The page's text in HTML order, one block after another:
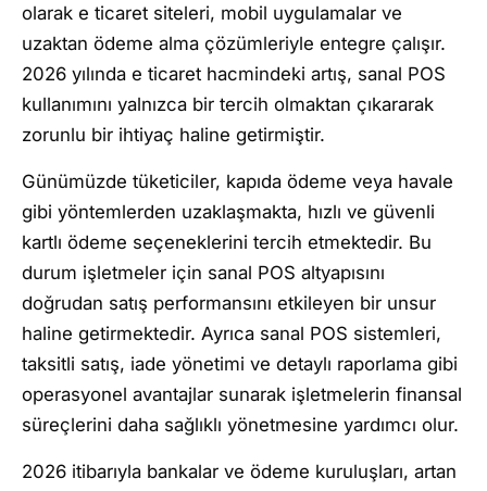
olarak e ticaret siteleri, mobil uygulamalar ve
uzaktan ödeme alma çözümleriyle entegre çalışır.
2026 yılında e ticaret hacmindeki artış, sanal POS
kullanımını yalnızca bir tercih olmaktan çıkararak
zorunlu bir ihtiyaç haline getirmiştir.
Günümüzde tüketiciler, kapıda ödeme veya havale
gibi yöntemlerden uzaklaşmakta, hızlı ve güvenli
kartlı ödeme seçeneklerini tercih etmektedir. Bu
durum işletmeler için sanal POS altyapısını
doğrudan satış performansını etkileyen bir unsur
haline getirmektedir. Ayrıca sanal POS sistemleri,
taksitli satış, iade yönetimi ve detaylı raporlama gibi
operasyonel avantajlar sunarak işletmelerin finansal
süreçlerini daha sağlıklı yönetmesine yardımcı olur.
2026 itibarıyla bankalar ve ödeme kuruluşları, artan